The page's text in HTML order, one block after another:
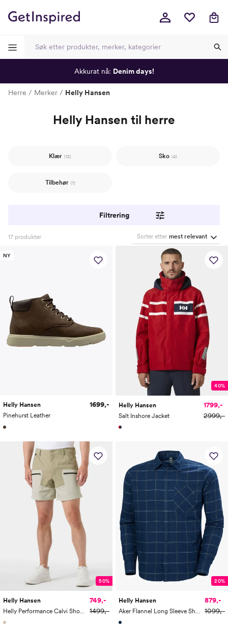
Herre Merker Helly Hansen
Helly Hansen til herre
Klær (12) Sko (4)
Tilbehør (1)
Filtrering
17 produkter Sorter etter mest relevant
NY
Helly Hansen
Pinehurst Leather
1699,-
40%
Helly Hansen
Salt Inshore Jacket
1799,-
2999,-
50%
Helly Hansen
Helly Performance Calvi Shorts
749,-
1499,-
20%
Helly Hansen
Aker Flannel Long Sleeve Shirt
879,-
1099,-
Akkurat nå: Denim days!
----